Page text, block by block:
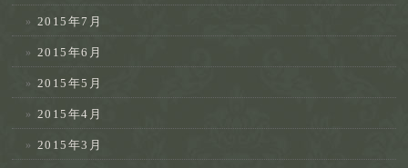
2015年7月
2015年6月
2015年5月
2015年4月
2015年3月